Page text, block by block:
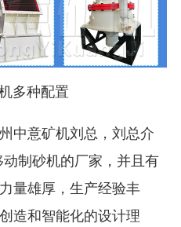
多种配置
意矿机刘总，刘总介
制砂机的厂家，并且有
量雄厚，生产经验丰
造和智能化的设计理